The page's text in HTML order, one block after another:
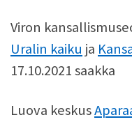
Viron
Uralin kaiku ja
17.10.2021 saakka
Luova keskus